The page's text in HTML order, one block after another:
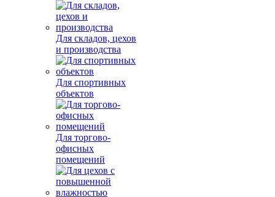
Для складов, цехов
и производства
Для спортивных
объектов
Для торгово-
офисных
помещений